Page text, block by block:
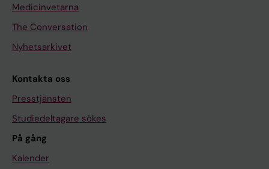
Medicinvetarna
The Conversation
Nyhetsarkivet
Kontakta oss
Presstjänsten
Studiedeltagare sökes
På gång
Kalender